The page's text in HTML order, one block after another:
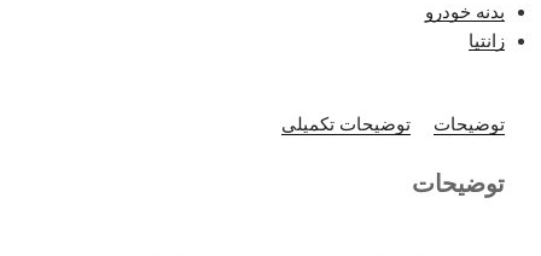
بدنه خودرو
زانتیا
توضیحات توضیحات تکمیلی
توضیحات